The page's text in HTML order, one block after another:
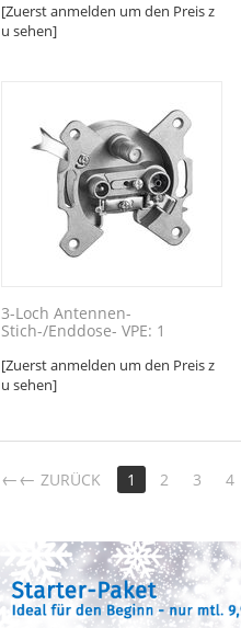
[Zuerst anmelden um den Preis z
u sehen]
3-Loch Antennen-
Stich-/Enddose- VPE: 1
[Zuerst anmelden um den Preis z
u sehen]
← ZURÜCK 1 2 3 4